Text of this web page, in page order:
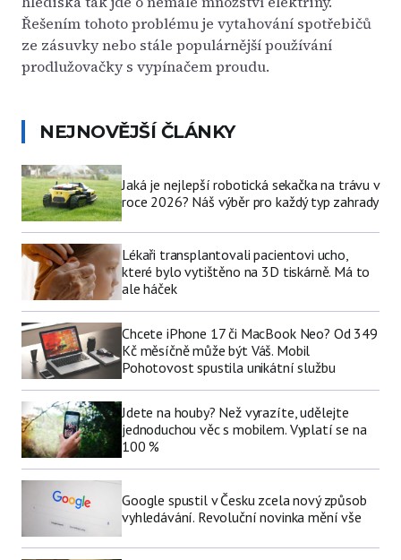
Řešením tohoto problému je vytahování spotřebičů
ze zásuvky nebo stále populárnější používání
prodlužovačky s vypínačem proudu.
NEJNOVĚJŠÍ ČLÁNKY
Jaká je nejlepší robotická sekačka na trávu v
roce 2026? Náš výběr pro každý typ zahrady
Lékaři transplantovali pacientovi ucho,
které bylo vytištěno na 3D tiskárně. Má to
ale háček
Chcete iPhone 17 či MacBook Neo? Od 349
Kč měsíčně může být Váš. Mobil
Pohotovost spustila unikátní službu
Jdete na houby? Než vyrazíte, udělejte
jednoduchou věc s mobilem. Vyplatí se na
100 %
Google spustil v Česku zcela nový způsob
vyhledávání. Revoluční novinka mění vše